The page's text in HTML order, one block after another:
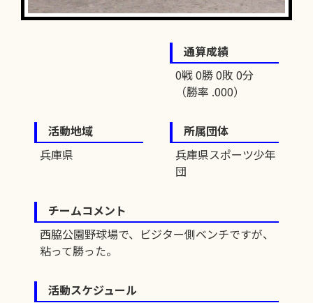
通算成績
0戦 0勝 0敗 0分
（勝率 .000）
活動地域
兵庫県
所属団体
兵庫県スポーツ少年
団
チームコメント
西脇公園野球場で、ビジター側ベンチですが、
粘って勝った。
活動スケジュール